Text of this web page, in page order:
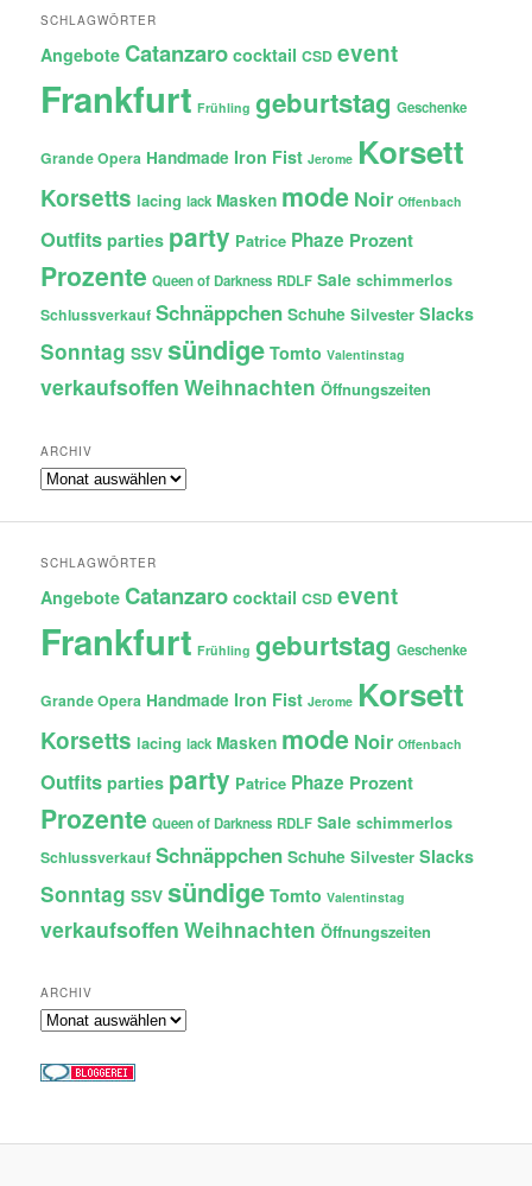
SCHLAGWÖRTER
Angebote Catanzaro cocktail CSD event
Frankfurt Frühling geburtstag Geschenke
Grande Opera Handmade Iron Fist Jerome Korsett
Korsetts lacing lack Masken mode Noir Offenbach
Outfits parties party Patrice Phaze Prozent
Prozente Queen of Darkness RDLF Sale schimmerlos
Schlussverkauf Schnäppchen Schuhe Silvester Slacks
Sonntag SSV sündige Tomto Valentinstag
verkaufsoffen Weihnachten Öffnungszeiten
ARCHIV
Archiv
SCHLAGWÖRTER
Angebote Catanzaro cocktail CSD event
Frankfurt Frühling geburtstag Geschenke
Grande Opera Handmade Iron Fist Jerome Korsett
Korsetts lacing lack Masken mode Noir Offenbach
Outfits parties party Patrice Phaze Prozent
Prozente Queen of Darkness RDLF Sale schimmerlos
Schlussverkauf Schnäppchen Schuhe Silvester Slacks
Sonntag SSV sündige Tomto Valentinstag
verkaufsoffen Weihnachten Öffnungszeiten
ARCHIV
Archiv